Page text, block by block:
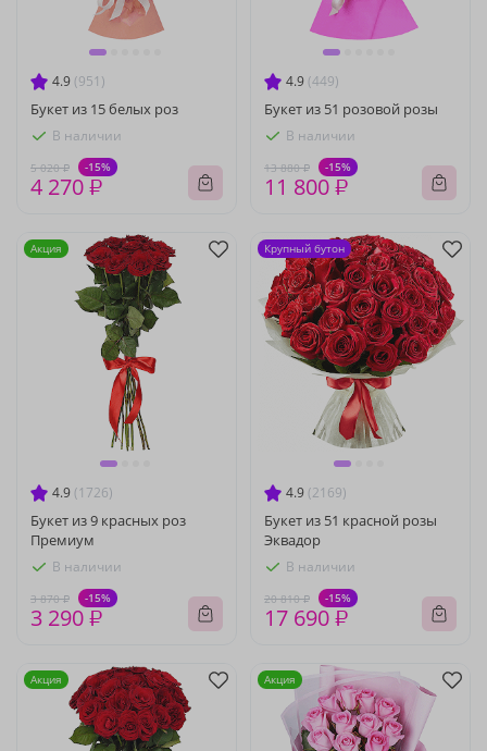
4.9 (951)
Букет из 15 белых роз
В наличии
5 020 ₽ -15%
4 270 ₽
4.9 (449)
Букет из 51 розовой розы
В наличии
13 880 ₽ -15%
11 800 ₽
4.9 (1726)
Букет из 9 красных роз
Премиум
В наличии
3 870 ₽ -15%
3 290 ₽
Акция
4.9 (2169)
Букет из 51 красной розы
Эквадор
В наличии
20 810 ₽ -15%
17 690 ₽
Крупный бутон
Акция Акция